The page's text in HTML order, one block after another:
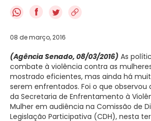
f
08 de março, 2016
(Agência Senado, 08/03/2016) As
combate à violência contra as
mostrado eficientes, mas ainda há
serem enfrentados. Foi o que observou
da Secretaria de Enfrentamento à
Mulher em audiência na Comissão de
Legislação Participativa (CDH), nesta